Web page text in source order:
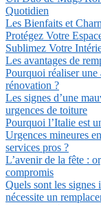
Quotidien
Les Bienfaits et
Protégez Votre
Sublimez Votre
Les avantages de
Pourquoi réaliser une
rénovation ?
Les signes d’une
urgences de toiture
Pourquoi l’Italie est
Urgences mineures
services pros ?
L’avenir de la fête :
compromis
Quels sont les signes
nécessite un